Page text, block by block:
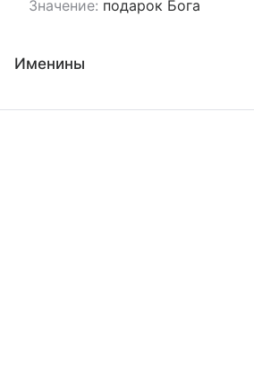
Значение: подарок Бога
Именины